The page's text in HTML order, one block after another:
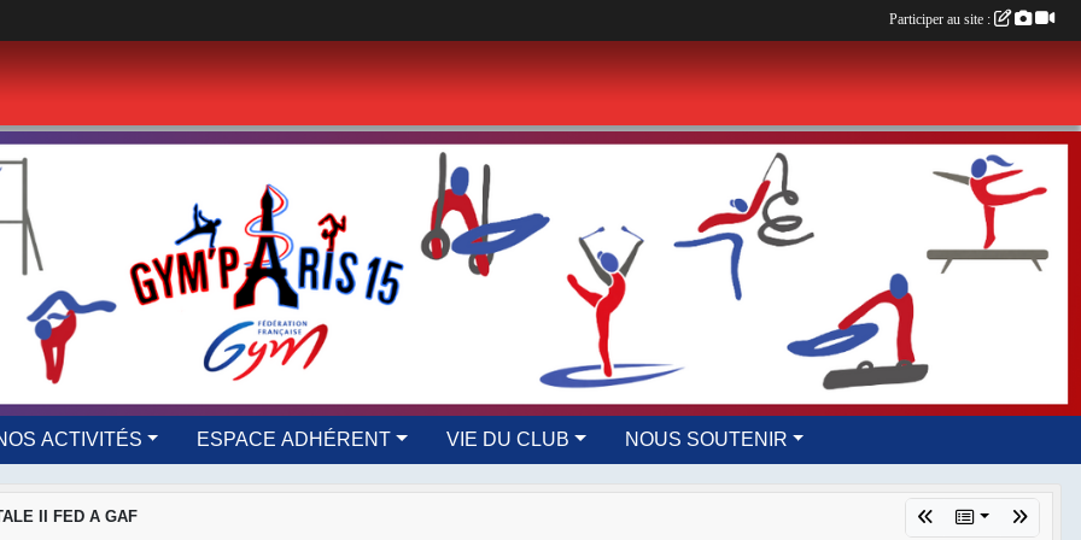
ACTIVITÉS ESPACE ADHÉRENT VIE DU CLUB NOUS SOUTENIR
II FED A GAF
Participer au site :